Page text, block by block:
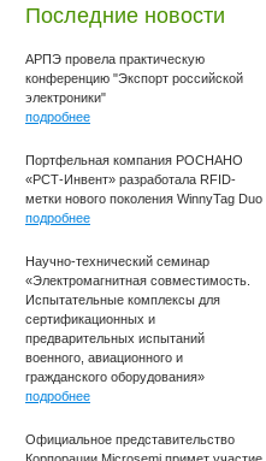
Последние новости
АРПЭ провела практическую
конференцию "Экспорт российской
электроники"
подробнее
Портфельная компания РОСНАНО
«РСТ-Инвент» разработала RFID-
метки нового поколения WinnyTag Duo
подробнее
Научно-технический семинар
«Электромагнитная совместимость.
Испытательные комплексы для
сертификационных и
предварительных испытаний
военного, авиационного и
гражданского оборудования»
подробнее
Официальное представительство